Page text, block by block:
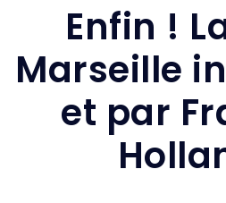
Enfin !
Marseille
et par